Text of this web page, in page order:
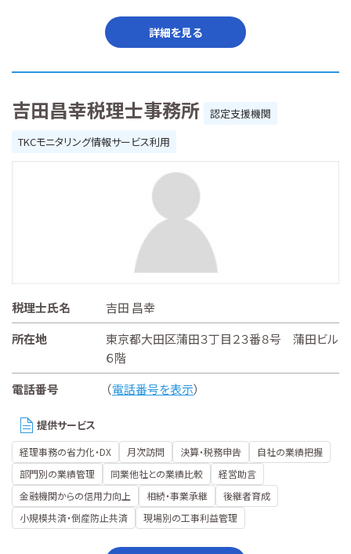
詳細を見る
吉田昌幸税理士事務所
認定支援機関
TKCモニタリング情報サービス利用
税理士氏名
吉田 昌幸
所在地
東京都大田区蒲田３丁目２３番８号 蒲田ビル
６階
電話番号
（電話番号を表示）
提供サービス
経理事務の省力化・DX 月次訪問 決算・税務申告
自社の業績把握
部門別の業績管理
同業他社との業績比較
経営助言
金融機関からの信用力向上
相続・事業承継
後継者育成
小規模共済・倒産防止共済
現場別の工事利益管理